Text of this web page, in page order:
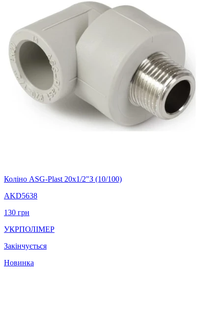
Коліно ASG-Plast 20х1/2"З (10/100)
AKD5638
130 грн
УКРПОЛІМЕР
Закінчується
Новинка